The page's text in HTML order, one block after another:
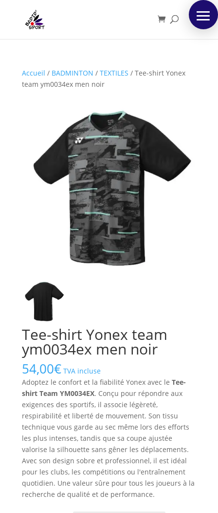
Accueil / BADMINTON / TEXTILES / Tee-shirt Yonex
team ym0034ex men noir
Tee-shirt Yonex team
ym0034ex men noir
54,00€ TVA incluse
Adoptez le confort et la fiabilité Yonex avec le Tee-
shirt Team YM0034EX. Conçu pour répondre aux
exigences des sportifs, il associe légèreté,
respirabilité et liberté de mouvement. Son tissu
technique vous garde au sec même lors des efforts
les plus intenses, tandis que sa coupe ajustée
valorise la silhouette sans gêner les déplacements.
Avec son design sobre et professionnel, il est idéal
pour les clubs, les compétitions ou l'entraînement
quotidien. Une valeur sûre pour tous les joueurs à la
recherche de qualité et de performance.